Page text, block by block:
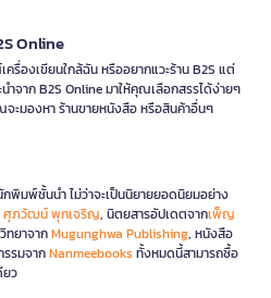
Online
รื่องเขียนใกล้ฉัน หรืออยากแวะร้าน B2S แต่
ำจาก B2S Online มาให้คุณเลือกสรรได้ง่ายๆ
ะมองหา ร้านขายหนังสือ หรือสินค้าอื่นๆ
พิมพ์ชั้นนำ ไม่ว่าจะเป็นนิยายยอดนิยมอย่าง
ศุภวัฒน์ พุกเจริญ, นิตยสารอัปเดตจากเพ็ญ
ทยาจากMugunghwa Publishing, หนังสือ
รมจากNanmeebooks ทั้งหมดนี้สามารถซื้อ
ยว